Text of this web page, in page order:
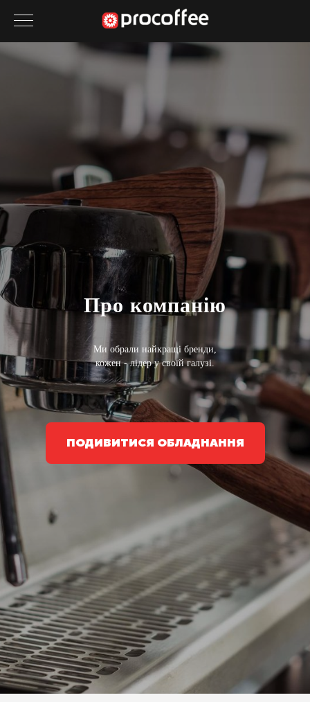
Про компанію
Ми обрали найкращі бренди,
кожен - лідер у своїй галузі.
ПОДИВИТИСЯ ОБЛАДНАННЯ